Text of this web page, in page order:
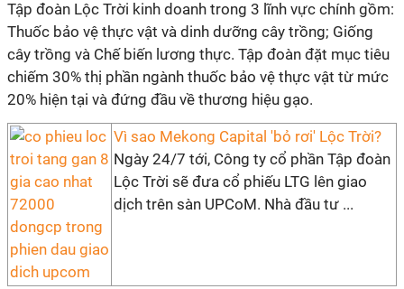
Tập đoàn Lộc Trời kinh doanh trong 3 lĩnh vực chính gồm:
Thuốc bảo vệ thực vật và dinh dưỡng cây trồng; Giống
cây trồng và Chế biến lương thực. Tập đoàn đặt mục tiêu
chiếm 30% thị phần ngành thuốc bảo vệ thực vật từ mức
20% hiện tại và đứng đầu về thương hiệu gạo.
Vì sao Mekong Capital 'bỏ rơi' Lộc Trời?
Ngày 24/7 tới, Công ty cổ phần Tập đoàn
Lộc Trời sẽ đưa cổ phiếu LTG lên giao
dịch trên sàn UPCoM. Nhà đầu tư ...